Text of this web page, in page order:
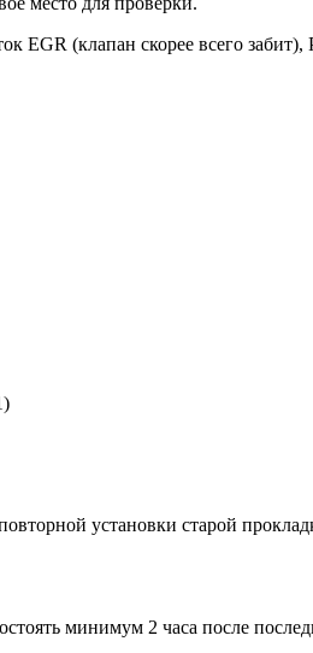
EGR (клапан скорее всего
установки старой
минимум 2 часа после